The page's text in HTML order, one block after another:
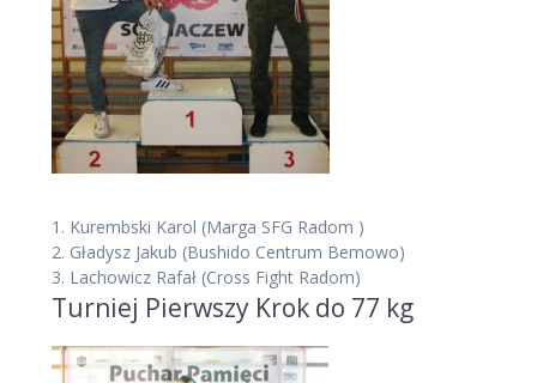
1. Kurembski Karol (Marga SFG Radom )
2. Gładysz Jakub (Bushido Centrum Bemowo)
3. Lachowicz Rafał (Cross Fight Radom)
Turniej Pierwszy Krok do 77 kg